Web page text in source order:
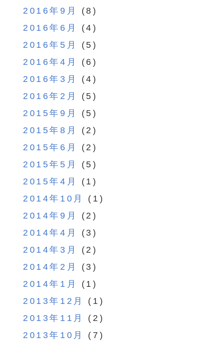
2016年9月
(8)
2016年6月
(4)
2016年5月
(5)
2016年4月
(6)
2016年3月
(4)
2016年2月
(5)
2015年9月
(5)
2015年8月
(2)
2015年6月
(2)
2015年5月
(5)
2015年4月
(1)
2014年10月
(1)
2014年9月
(2)
2014年4月
(3)
2014年3月
(2)
2014年2月
(3)
2014年1月
(1)
2013年12月
(1)
2013年11月
(2)
2013年10月
(7)